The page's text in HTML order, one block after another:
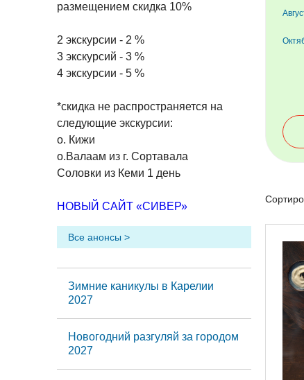
размещением скидка 10%
2 экскурсии - 2 %
3 экскурсий - 3 %
4 экскурсии - 5 %
*скидка не распространяется на
следующие экскурсии:
о. Кижи
о.Валаам из г. Сортавала
Соловки из Кеми 1 день
НОВЫЙ САЙТ «СИВЕР»
Все анонсы >
Зимние каникулы в Карелии
2027
Новогодний разгуляй за городом
2027